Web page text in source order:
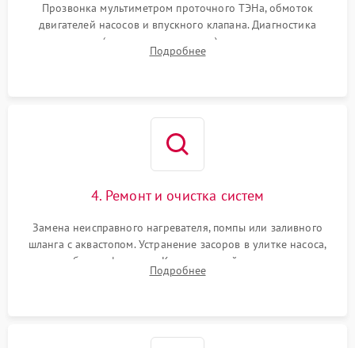
Прозвонка мультиметром проточного ТЭНа, обмоток
двигателей насосов и впускного клапана. Диагностика
прессостата (датчика уровня воды), датчика мутности,
концевика дверцы и электронного модуля управления.
Подробнее
4. Ремонт и очистка систем
Замена неисправного нагревателя, помпы или заливного
шланга с аквастопом. Устранение засоров в улитке насоса,
патрубках и фильтрах. Компонентный ремонт платы
управления, восстановление поврежденной проводки.
Подробнее